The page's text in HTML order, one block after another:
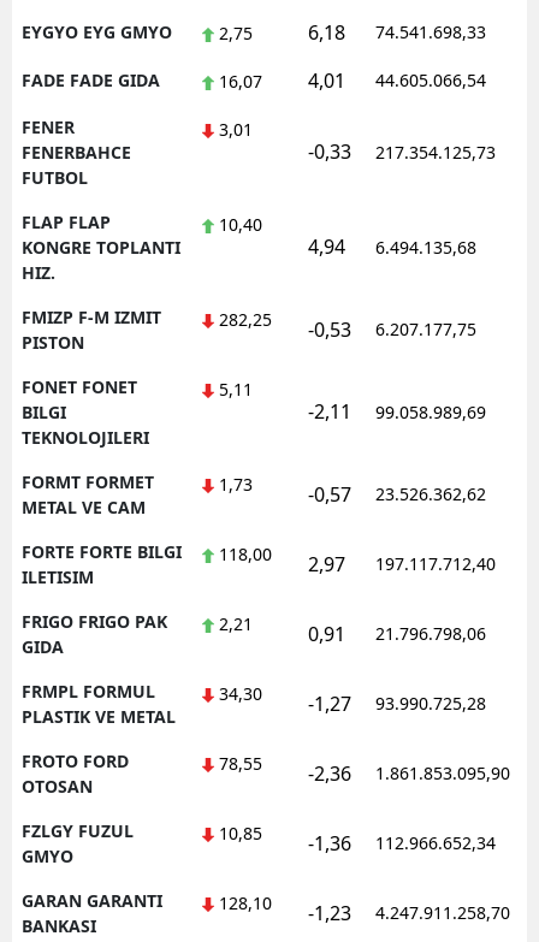
EYGYO EYG GMYO 2,75 6,18 74.541.698,33
FADE FADE GIDA 16,07 4,01 44.605.066,54
FENER
FENERBAHCE
FUTBOL
3,01
-0,33 217.354.125,73
FLAP FLAP
KONGRE TOPLANTI
HIZ.
10,40
4,94 6.494.135,68
FMIZP F-M IZMIT
PISTON
282,25 -0,53 6.207.177,75
FONET FONET
BILGI
TEKNOLOJILERI
5,11
-2,11 99.058.989,69
FORMT FORMET
METAL VE CAM
1,73 -0,57 23.526.362,62
FORTE FORTE BILGI
ILETISIM
118,00 2,97 197.117.712,40
FRIGO FRIGO PAK
GIDA
2,21 0,91 21.796.798,06
FRMPL FORMUL
PLASTIK VE METAL
34,30 -1,27 93.990.725,28
FROTO FORD
OTOSAN
78,55 -2,36 1.861.853.095,90
FZLGY FUZUL
GMYO
10,85 -1,36 112.966.652,34
GARAN GARANTI
BANKASI
128,10 -1,23 4.247.911.258,70